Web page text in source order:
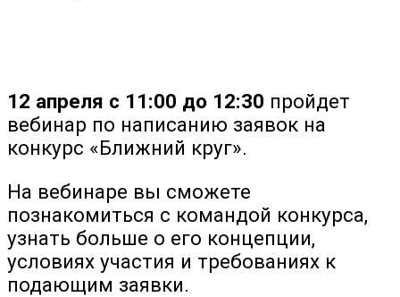
12 апреля с 11:00 до 12:30 пройдет
вебинар по написанию заявок на
конкурс «Ближний круг».
На вебинаре вы сможете
познакомиться с командой конкурса,
узнать больше о его концепции,
условиях участия и требованиях к
подающим заявки.